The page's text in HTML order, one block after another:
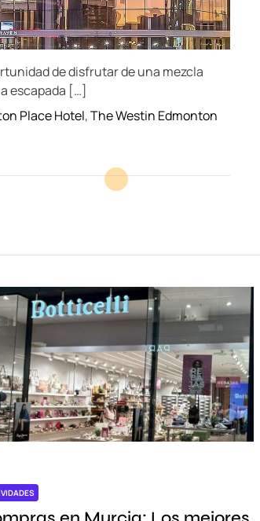
de disfrutar de una mezcla
escapada […]
Place Hotel,The Westin Edmonton